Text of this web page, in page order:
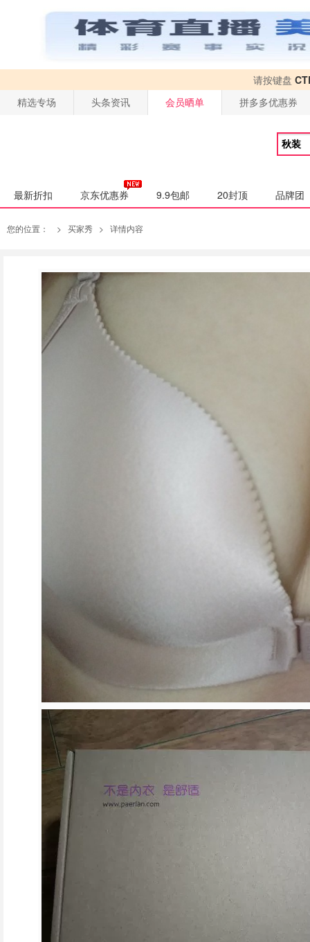
请按键盘
精选专场
头条资讯 会员晒单 拼多多优惠券
最新折扣 京东优惠券 9.9包邮 20封顶 品牌团
您的位置： > 买家秀 > 详情内容